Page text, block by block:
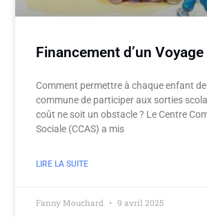
Financement d’un
Comment permettre à chaque enfant
commune de participer aux sorties
coût ne soit un obstacle ? Le Centre
Sociale (CCAS) a mis
LIRE LA SUITE
Fanny Mouchard 9 avril 2025